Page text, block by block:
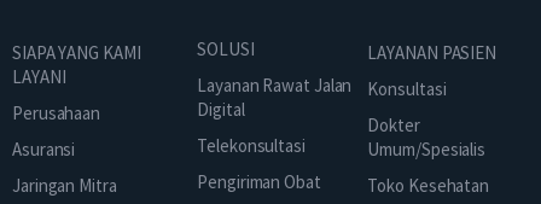
SIAPA YANG KAMI
LAYANI
Perusahaan
Asuransi
Jaringan Mitra
SOLUSI
Layanan Rawat Jalan
Digital
Telekonsultasi
Pengiriman Obat
LAYANAN PASIEN
Konsultasi
Dokter
Umum/Spesialis
Toko Kesehatan